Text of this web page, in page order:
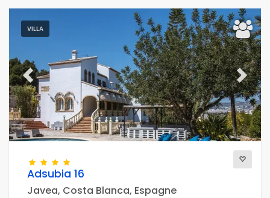
VILLA
Previous Next
Adsubia 16
Javea, Costa Blanca, Espagne